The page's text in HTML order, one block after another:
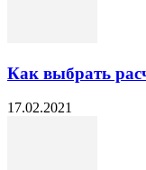
Как выбрать
17.02.2021